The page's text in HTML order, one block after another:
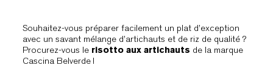
Souhaitez-vous préparer facilement un plat d’exception
avec un savant mélange d’artichauts et de riz de qualité ?
Procurez-vous le risotto aux artichauts de la marque
Cascina Belverde !